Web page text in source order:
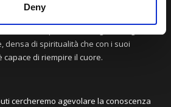
Deny
densa di spiritualità che con i suoi
di riempire il cuore.
cercheremo agevolare la conoscenza